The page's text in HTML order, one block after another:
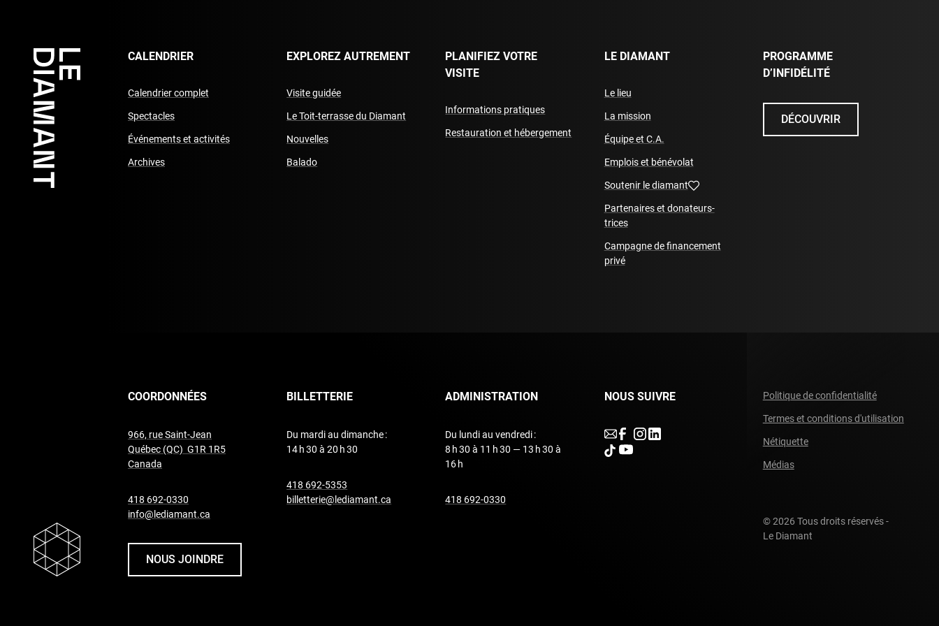
CALENDRIER
Calendrier complet
Spectacles
Événements et activités
Archives
EXPLOREZ AUTREMENT
Visite guidée
Le Toit-terrasse du Diamant
Nouvelles
Balado
PLANIFIEZ VOTRE
VISITE
Informations pratiques
Restauration et hébergement
LE DIAMANT
Le lieu
La mission
Équipe et C.A.
Emplois et bénévolat
Soutenir le diamant
Partenaires et donateurs-
trices
Campagne de financement
privé
PROGRAMME
D’INFIDÉLITÉ
DÉCOUVRIR
COORDONNÉES
966, rue Saint-Jean
Québec (QC) G1R 1R5
Canada
418 692-0330
info@lediamant.ca
NOUS JOINDRE
BILLETTERIE
Du mardi au dimanche :
14 h 30 à 20 h 30
418 692-5353
billetterie@lediamant.ca
ADMINISTRATION
Du lundi au vendredi :
8 h 30 à 11 h 30 — 13 h 30 à
16 h
418 692-0330
NOUS SUIVRE
undefined
undefined
undefined
undefined
undefined
Politique de confidentialité
Termes et conditions d'utilisation
Nétiquette
Médias
© 2026 Tous droits réservés -
Le Diamant